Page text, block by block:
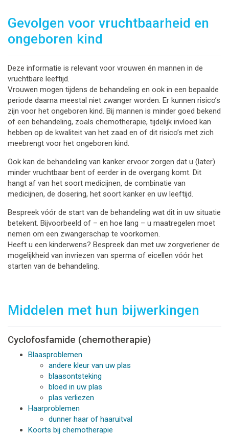
Gevolgen voor vruchtbaarheid en
ongeboren kind
Deze informatie is relevant voor vrouwen én mannen in de
vruchtbare leeftijd.
Vrouwen mogen tijdens de behandeling en ook in een bepaalde
periode daarna meestal niet zwanger worden. Er kunnen risico’s
zijn voor het ongeboren kind. Bij mannen is minder goed bekend
of een behandeling, zoals chemotherapie, tijdelijk invloed kan
hebben op de kwaliteit van het zaad en of dit risico’s met zich
meebrengt voor het ongeboren kind.
Ook kan de behandeling van kanker ervoor zorgen dat u (later)
minder vruchtbaar bent of eerder in de overgang komt. Dit
hangt af van het soort medicijnen, de combinatie van
medicijnen, de dosering, het soort kanker en uw leeftijd.
Bespreek vóór de start van de behandeling wat dit in uw situatie
betekent. Bijvoorbeeld of – en hoe lang – u maatregelen moet
nemen om een zwangerschap te voorkomen.
Heeft u een kinderwens? Bespreek dan met uw zorgverlener de
mogelijkheid van invriezen van sperma of eicellen vóór het
starten van de behandeling.
Middelen met hun bijwerkingen
Cyclofosfamide (chemotherapie)
Blaasproblemen
andere kleur van uw plas
blaasontsteking
bloed in uw plas
plas verliezen
Haarproblemen
dunner haar of haaruitval
Koorts bij chemotherapie